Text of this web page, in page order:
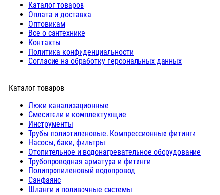
Каталог товаров
Оплата и доставка
Оптовикам
Все о сантехнике
Контакты
Политика конфиденциальности
Согласие на обработку персональных данных
Каталог товаров
Люки канализационные
Cмесители и комплектующие
Инструменты
Трубы полиэтиленовые. Компрессионные фитинги
Насосы, баки, фильтры
Отопительное и водонагревательное оборудование
Трубопроводная арматура и фитинги
Полипропиленовый водопровод
Санфаянс
Шланги и поливочные системы